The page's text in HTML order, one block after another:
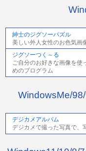
紳士のジグソーパズル
美しい外人女性のお色気画
ジグソーつく～る
ご自分のお好きな画像を使
めのプログラム
WindowsMe/
デジカメアルバム
デジカメで撮った写真で、